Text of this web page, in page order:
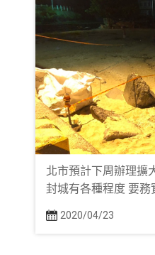
北市預計下周辦理擴
封城有各種程度 要務
2020/04/23